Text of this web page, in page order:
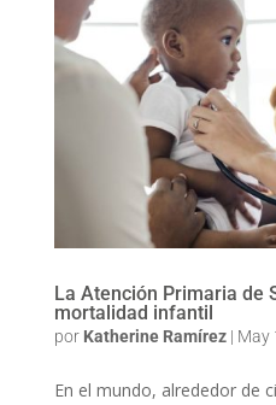
La Atención Primaria de
mortalidad infantil
por Katherine Ramírez| May
En el mundo, alrededor de